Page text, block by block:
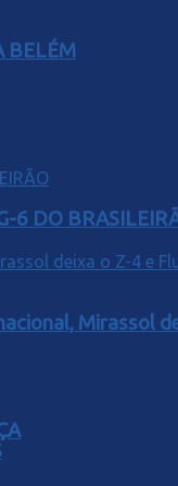
BELÉM
6 DO
Mirassol